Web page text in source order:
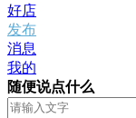
好店
发布
消息
我的
随便说点什么